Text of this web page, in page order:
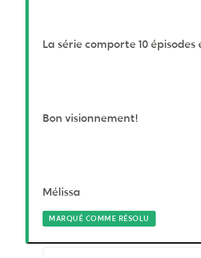
La série comporte 10
Bon visionnement!
Mélissa
MARQUÉ COMME RÉSOLU